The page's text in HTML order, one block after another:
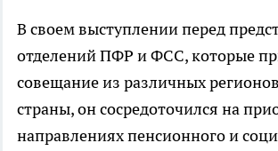
В своем выступлении перед
отделений ПФР и ФСС, которые
совещание из различных
страны, он сосредоточился на
направлениях пенсионного и